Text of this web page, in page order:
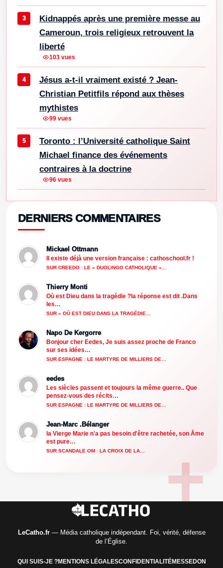
Kidnappés après une première messe au
Cameroun, trois religieux retrouvent la
liberté
103 vues
Jésus a-t-il vraiment existé ? Jean-
Christian Petitfils répond aux thèses
mythistes
99 vues
Toronto : l’Université catholique Saint
Michael finance des événements
contraires à la doctrine
96 vues
DERNIERS COMMENTAIRES
Mickael Ottmann
Il existe déjà une version française : cathoschool.fr !
SUR CREEDO : LE « DUOLINGO CATHOLIQUE »…
Thierry Monti
Où est Dieu dans la tragédie ?la réponse est dit .Dans
les…
SUR « OÙ EST DIEU DANS LA TRAGÉDIE…
Napo De Kergorre
Bonjour cher Eedes, Je suis assez proche de Franco
sur ses idées…
SUR ESPAGNE : LE MARTYRE DE MILLIERS DE…
eedes
Les siècles passent et toujours la même guerre.. Que
pensez-vous des récits…
SUR ESPAGNE : LE MARTYRE DE MILLIERS DE…
Jean-Marc .Bélanger
la Vierge Marie n'a pas besoin d'être rachetée, son Âme
est pure…
SUR SCANDALE OM : LA CROIX DE LA…
LeCatho.fr— Média catholique indépendant. Foi, vérité, défense
de l’Église.
QUI SUIS-JE ?MENTIONS LÉGALESCONFIDENTIALITÉMESSEDON